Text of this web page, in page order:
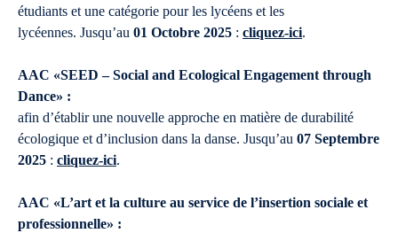
étudiants et une catégorie pour les lycéens et les
lycéennes. Jusqu’au 01 Octobre 2025 : cliquez-ici.
AAC «SEED – Social and Ecological Engagement through
Dance» :
afin d’établir une nouvelle approche en matière de durabilité
écologique et d’inclusion dans la danse. Jusqu’au 07 Septembre
2025 : cliquez-ici.
AAC «L’art et la culture au service de l’insertion sociale et
professionnelle» :